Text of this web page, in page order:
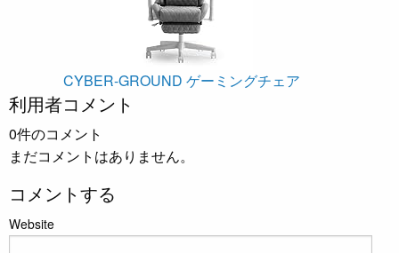
CYBER-GROUND ゲーミングチェア
利用者コメント
0件のコメント
まだコメントはありません。
コメントする
Website